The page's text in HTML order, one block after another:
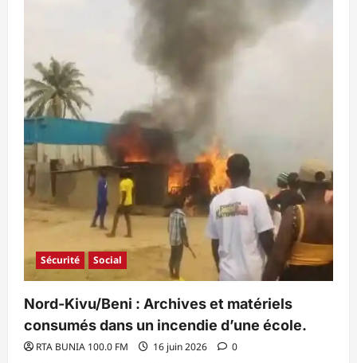
Sécurité Social
Nord-Kivu/Beni : Archives et matériels
consumés dans un incendie d’une école.
RTA BUNIA 100.0 FM 16 juin 2026 0